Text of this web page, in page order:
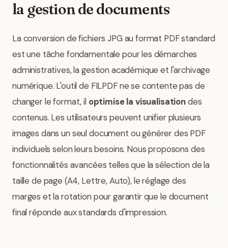
la gestion de documents
La conversion de fichiers JPG au format PDF standard
est une tâche fondamentale pour les démarches
administratives, la gestion académique et l'archivage
numérique. L'outil de FILPDF ne se contente pas de
changer le format, il optimise la visualisationdes
contenus. Les utilisateurs peuvent unifier plusieurs
images dans un seul document ou générer des PDF
individuels selon leurs besoins. Nous proposons des
fonctionnalités avancées telles que la sélection de la
taille de page (A4, Lettre, Auto), le réglage des
marges et la rotation pour garantir que le document
final réponde aux standards d'impression.